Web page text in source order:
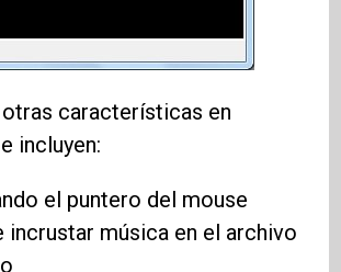
otras características en
incluyen:
el puntero del mouse
incrustar música en el archivo